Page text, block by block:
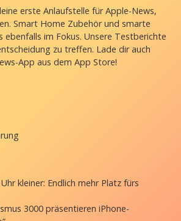
erste Anlaufstelle für Apple-News,
Smart Home Zubehör und smarte
ebenfalls im Fokus. Unsere Testberichte
zu treffen. Lade dir auch
App aus dem App Store!
kleiner: Endlich mehr Platz fürs
3000 präsentieren iPhone-